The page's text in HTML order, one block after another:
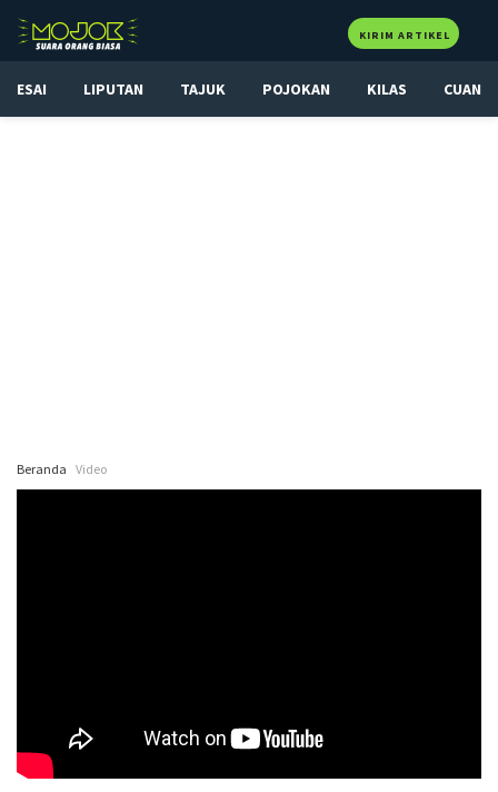
KIRIM ARTIKEL
ESAI LIPUTAN TAJUK POJOKAN KILAS CUAN
Beranda Video